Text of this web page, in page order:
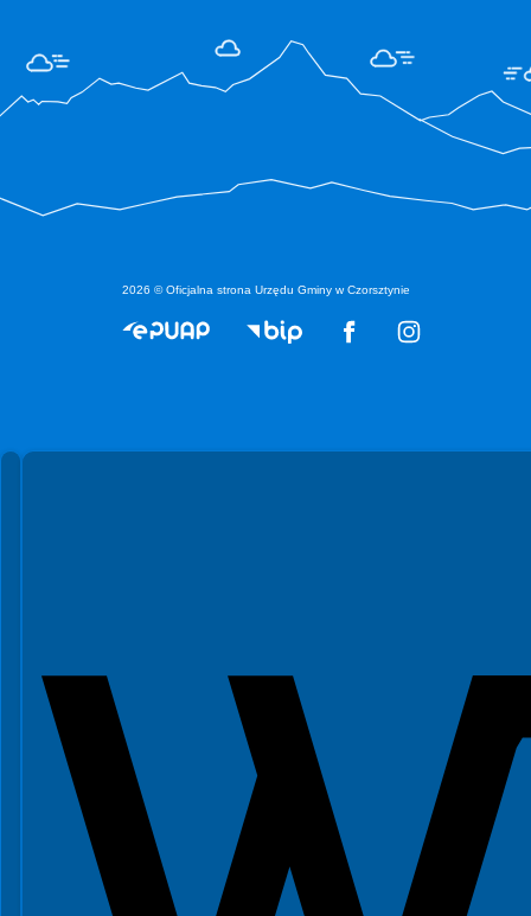
2026 © Oficjalna strona Urzędu Gminy w Czorsztynie
Spełniamy standardy WCAG 2.2
Spełniamy standardy W3C